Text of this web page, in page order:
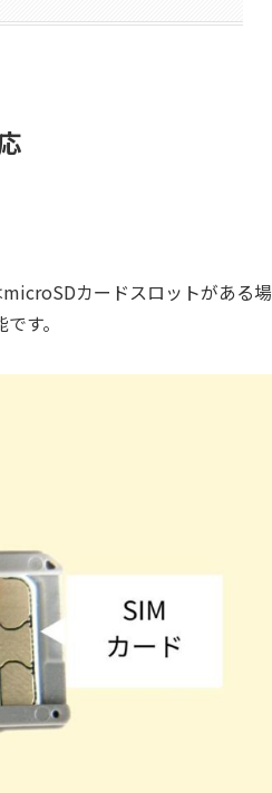
カードスロットがある場
す。